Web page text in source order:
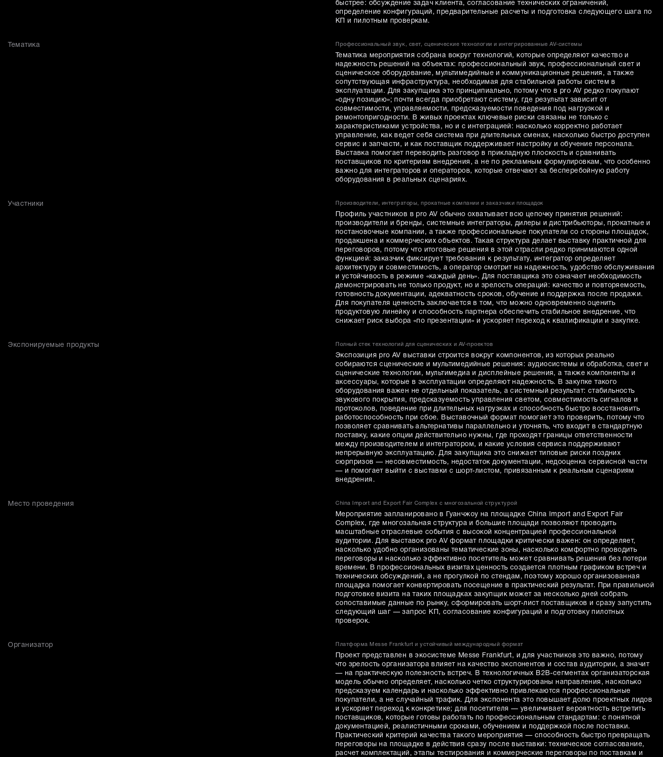
быстрее: обсуждение задач клиента, согласование технических ограничений,
определение конфигураций, предварительные расчеты и подготовка следующего шага по
КП и пилотным проверкам.
Тематика Профессиональный звук, свет, сценические технологии и интегрированные AV-системы
Тематика мероприятия собрана вокруг технологий, которые определяют качество и
надежность решений на объектах: профессиональный звук, профессиональный свет и
сценическое оборудование, мультимедийные и коммуникационные решения, а также
сопутствующая инфраструктура, необходимая для стабильной работы систем в
эксплуатации. Для закупщика это принципиально, потому что в pro AV редко покупают
«одну позицию»; почти всегда приобретают систему, где результат зависит от
совместимости, управляемости, предсказуемости поведения под нагрузкой и
ремонтопригодности. В живых проектах ключевые риски связаны не только с
характеристиками устройства, но и с интеграцией: насколько корректно работает
управление, как ведет себя система при длительных сменах, насколько быстро доступен
сервис и запчасти, и как поставщик поддерживает настройку и обучение персонала.
Выставка помогает переводить разговор в прикладную плоскость и сравнивать
поставщиков по критериям внедрения, а не по рекламным формулировкам, что особенно
важно для интеграторов и операторов, которые отвечают за бесперебойную работу
оборудования в реальных сценариях.
Участники Производители, интеграторы, прокатные компании и заказчики площадок
Профиль участников в pro AV обычно охватывает всю цепочку принятия решений:
производители и бренды, системные интеграторы, дилеры и дистрибьюторы, прокатные и
постановочные компании, а также профессиональные покупатели со стороны площадок,
продакшена и коммерческих объектов. Такая структура делает выставку практичной для
переговоров, потому что итоговые решения в этой отрасли редко принимаются одной
функцией: заказчик фиксирует требования к результату, интегратор определяет
архитектуру и совместимость, а оператор смотрит на надежность, удобство обслуживания
и устойчивость в режиме «каждый день». Для поставщика это означает необходимость
демонстрировать не только продукт, но и зрелость операций: качество и повторяемость,
готовность документации, адекватность сроков, обучение и поддержка после продажи.
Для покупателя ценность заключается в том, что можно одновременно оценить
продуктовую линейку и способность партнера обеспечить стабильное внедрение, что
снижает риск выбора «по презентации» и ускоряет переход к квалификации и закупке.
Экспонируемые продукты Полный стек технологий для сценических и AV-проектов
Экспозиция pro AV выставки строится вокруг компонентов, из которых реально
собираются сценические и мультимедийные решения: аудиосистемы и обработка, свет и
сценические технологии, мультимедиа и дисплейные решения, а также компоненты и
аксессуары, которые в эксплуатации определяют надежность. В закупке такого
оборудования важен не отдельный показатель, а системный результат: стабильность
звукового покрытия, предсказуемость управления светом, совместимость сигналов и
протоколов, поведение при длительных нагрузках и способность быстро восстановить
работоспособность при сбое. Выставочный формат помогает это проверить, потому что
позволяет сравнивать альтернативы параллельно и уточнять, что входит в стандартную
поставку, какие опции действительно нужны, где проходят границы ответственности
между производителем и интегратором, и какие условия сервиса поддерживают
непрерывную эксплуатацию. Для закупщика это снижает типовые риски поздних
сюрпризов — несовместимость, недостаток документации, недооценка сервисной части
— и помогает выйти с выставки с шорт-листом, привязанным к реальным сценариям
внедрения.
Место проведения China Import and Export Fair Complex с многозальной структурой
Мероприятие запланировано в Гуанчжоу на площадке China Import and Export Fair
Complex, где многозальная структура и большие площади позволяют проводить
масштабные отраслевые события с высокой концентрацией профессиональной
аудитории. Для выставок pro AV формат площадки критически важен: он определяет,
насколько удобно организованы тематические зоны, насколько комфортно проводить
переговоры и насколько эффективно посетитель может сравнивать решения без потери
времени. В профессиональных визитах ценность создается плотным графиком встреч и
технических обсуждений, а не прогулкой по стендам, поэтому хорошо организованная
площадка помогает конвертировать посещение в практический результат. При правильной
подготовке визита на таких площадках закупщик может за несколько дней собрать
сопоставимые данные по рынку, сформировать шорт-лист поставщиков и сразу запустить
следующий шаг — запрос КП, согласование конфигураций и подготовку пилотных
проверок.
Организатор Платформа Messe Frankfurt и устойчивый международный формат
Проект представлен в экосистеме Messe Frankfurt, и для участников это важно, потому
что зрелость организатора влияет на качество экспонентов и состав аудитории, а значит
— на практическую полезность встреч. В технологичных B2B-сегментах организаторская
модель обычно определяет, насколько четко структурированы направления, насколько
предсказуем календарь и насколько эффективно привлекаются профессиональные
покупатели, а не случайный трафик. Для экспонента это повышает долю проектных лидов
и ускоряет переход к конкретике; для посетителя — увеличивает вероятность встретить
поставщиков, которые готовы работать по профессиональным стандартам: с понятной
документацией, реалистичными сроками, обучением и поддержкой после поставки.
Практический критерий качества такого мероприятия — способность быстро превращать
переговоры на площадке в действия сразу после выставки: техническое согласование,
расчет комплектаций, этапы тестирования и коммерческие переговоры по поставкам и